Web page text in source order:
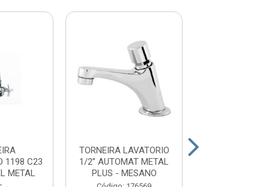
1198 C23
METAL
...
TORNEIRA LAVATORIO
1/2” AUTOMAT METAL
PLUS - MESANO